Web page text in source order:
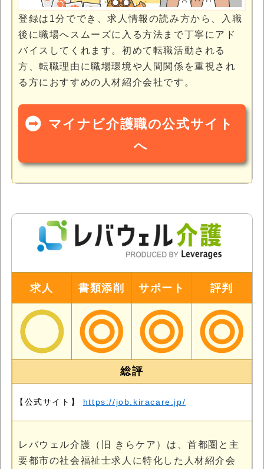
登録は1分ででき、求人情報の読み方から、入職
後に職場へスムーズに入る方法まで丁寧にアド
バイスしてくれます。初めて転職活動される
方、転職理由に職場環境や人間関係を重視され
る方におすすめの人材紹介会社です。
マイナビ介護職の公式サイト
へ
求人 書類添削 サポート 評判
総評
【公式サイト】 https://job.kiracare.jp/
レバウェル介護（旧 きらケア）は、首都圏と主
要都市の社会福祉士求人に特化した人材紹介会